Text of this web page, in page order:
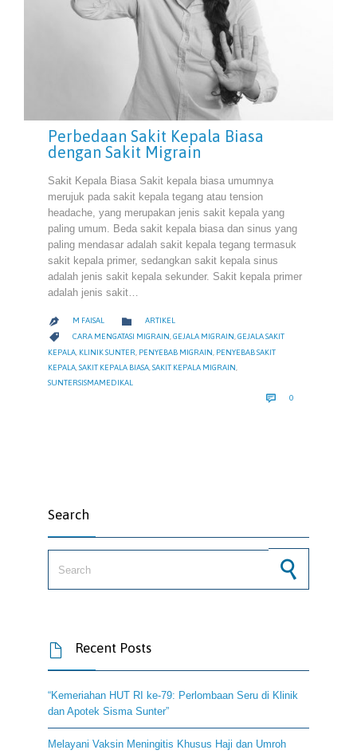
Perbedaan Sakit Kepala Biasa
dengan Sakit Migrain
Sakit Kepala Biasa Sakit kepala biasa umumnya
merujuk pada sakit kepala tegang atau tension
headache, yang merupakan jenis sakit kepala yang
paling umum. Beda sakit kepala biasa dan sinus yang
paling mendasar adalah sakit kepala tegang termasuk
sakit kepala primer, sedangkan sakit kepala sinus
adalah jenis sakit kepala sekunder. Sakit kepala primer
adalah jenis sakit…
 M FAISAL  CATEGORY
ARTIKEL
 CATEGORY
CARA MENGATASI MIGRAIN,GEJALA MIGRAIN,GEJALA SAKIT
KEPALA KLINIK SUNTER PENYEBAB MIGRAIN PENYEBAB SAKIT
KEPALA SAKIT KEPALA BIASA SAKIT KEPALA MIGRAIN
SUNTERSISMAMEDIKAL
 0
Search
 Recent Posts
“Kemeriahan HUT RI ke-79: Perlombaan Seru di Klinik
dan Apotek Sisma Sunter”
Melayani Vaksin Meningitis Khusus Haji dan Umroh